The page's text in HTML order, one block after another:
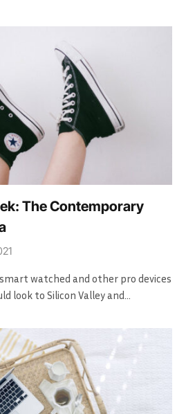
The Contemporary
watched and other pro devices
look to Silicon Valley and…